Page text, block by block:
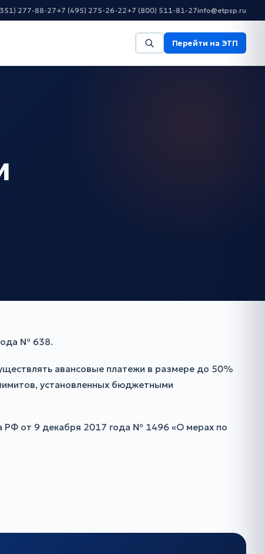
277-88-27+7 (495) 275-26-22+7 (800) 511-81-27info@etpsp.ru
Перейти на ЭТП
№ 638.
авансовые платежи в размере до 50%
установленных бюджетными
РФ от 9 декабря 2017 года № 1496 «О мерах по